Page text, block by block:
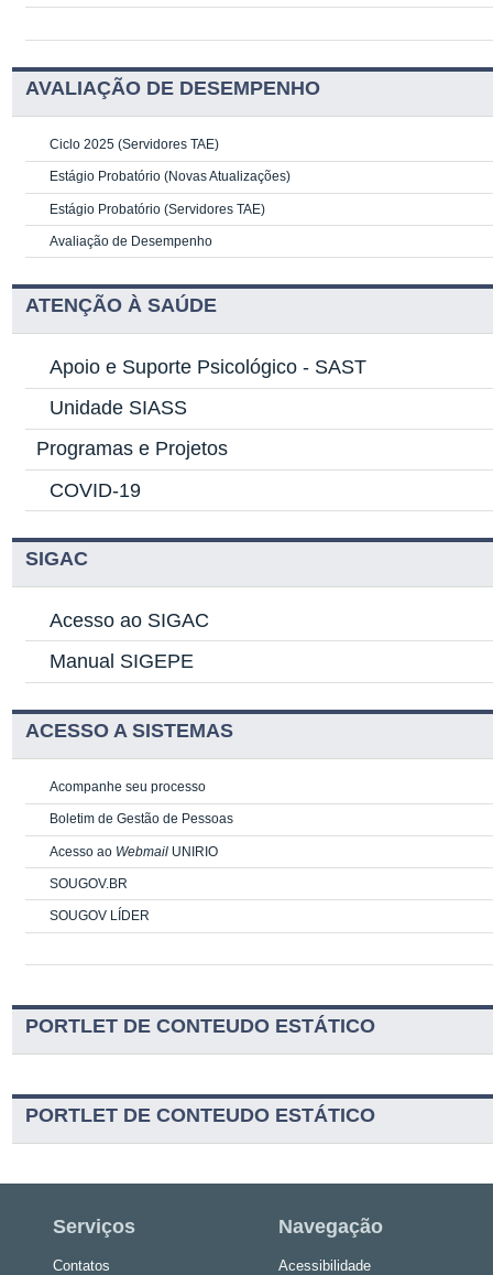
AVALIAÇÃO DE DESEMPENHO
Ciclo 2025 (Servidores TAE)
Estágio Probatório (Novas Atualizações)
Estágio Probatório (Servidores TAE)
Avaliação de Desempenho
ATENÇÃO À SAÚDE
Apoio e Suporte Psicológico - SAST
Unidade SIASS
Programas e Projetos
COVID-19
SIGAC
Acesso ao SIGAC
Manual SIGEPE
ACESSO A SISTEMAS
Acompanhe seu processo
Boletim de Gestão de Pessoas
Acesso ao Webmail UNIRIO
SOUGOV.BR
SOUGOV LÍDER
PORTLET DE CONTEUDO ESTÁTICO
PORTLET DE CONTEUDO ESTÁTICO
Serviços
Contatos
Navegação
Acessibilidade